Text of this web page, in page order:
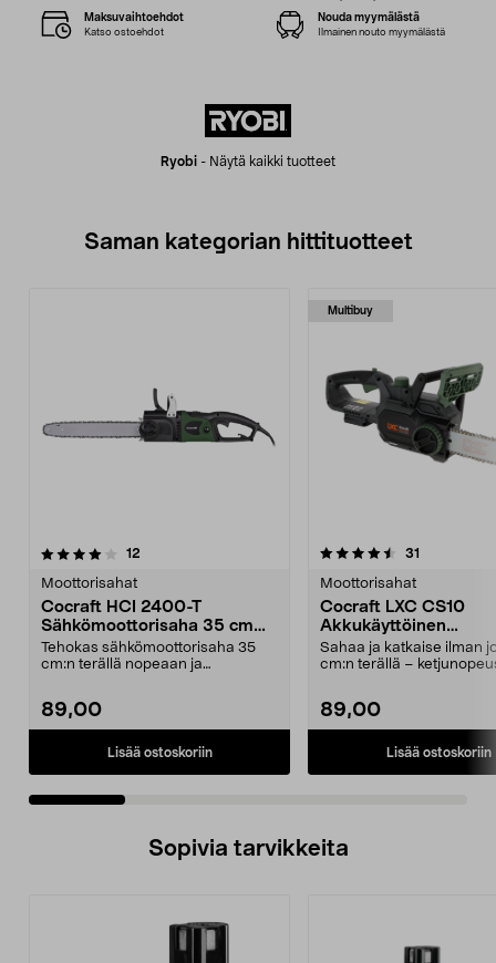
Ryobi - Näytä kaikki tuotteet
Maksuvaihtoehdot
Katso ostoehdot
Nouda myymälästä
Ilmainen nouto myymälästä
Saman kategorian hittituotteet
12
Moottorisahat
Cocraft HCI 2400-T
Sähkömoottorisaha 35 cm
2400 W
Tehokas sähkömoottorisaha 35
cm:n terällä nopeaan ja
89,00
Lisää ostoskoriin
Multibuy
4.5 viidestä
31
Moottorisahat
Cocraft LXC CS10
Akkukäyttöinen
moottorisaha 18 V
Sahaa ja katkaise ilman
cm:n terällä –
89,00
Lisää ostoskoriin
4.5 viidestä
Sopivia tarvikkeita